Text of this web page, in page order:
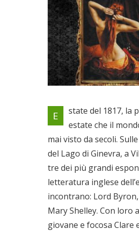
La storia di un gruppo
scrittori di cui era
ideologica Lord
Il 01/02/2019
E
state del 1817, la
estate che il
mai visto da secoli.
del Lago di Ginevra, a
tre dei più grandi
letteratura inglese
incontrano: Lord Byron,
Mary Shelley. Con loro
giovane e focosa Clare